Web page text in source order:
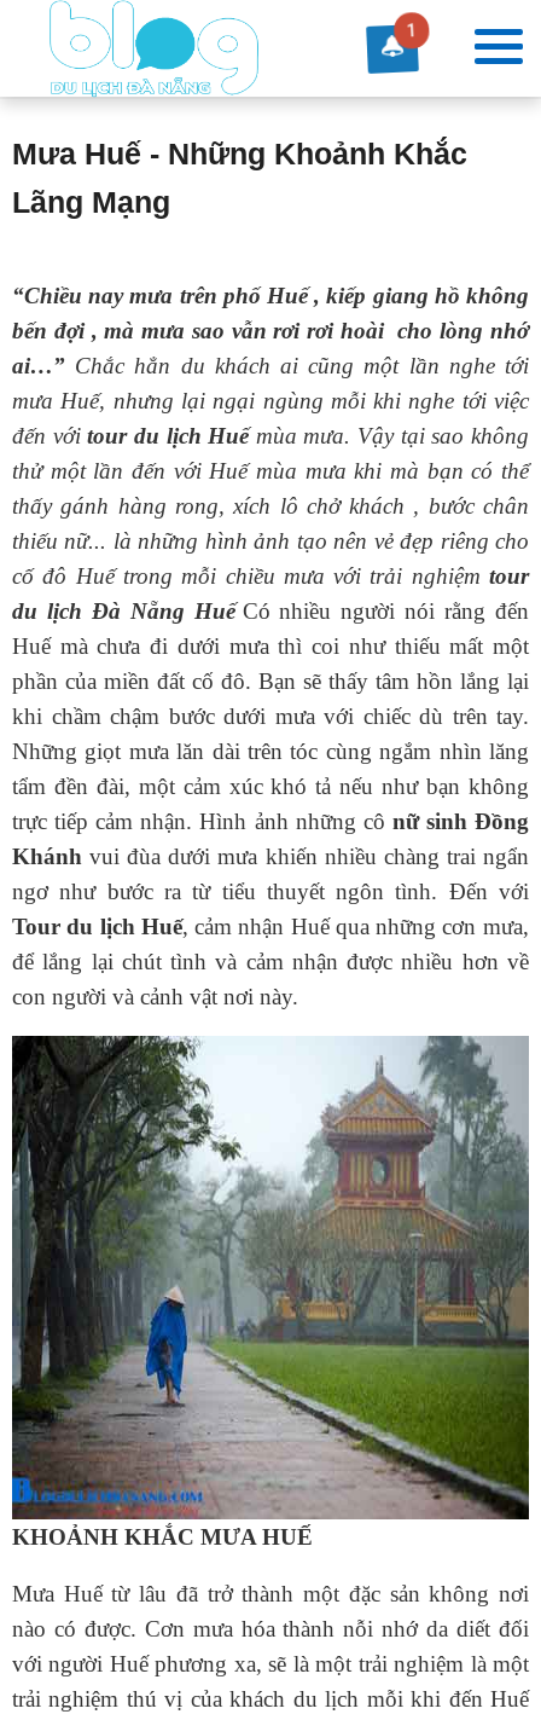
1
Mưa Huế - Những Khoảnh Khắc
Lãng Mạng
“Chiều nay mưa trên phố Huế , kiếp giang hồ không
bến đợi , mà mưa sao vẫn rơi rơi hoài cho lòng nhớ
ai…” Chắc hẳn du khách ai cũng một lần nghe tới
mưa Huế, nhưng lại ngại ngùng mỗi khi nghe tới việc
đến vớitour du lịch Huếmùa mưa. Vậy tại sao không
thử một lần đến với Huế mùa mưa khi mà bạn có thể
thấy gánh hàng rong, xích lô chở khách , bước chân
thiếu nữ... là những hình ảnh tạo nên vẻ đẹp riêng cho
cố đô Huế trong mỗi chiều mưa với trải nghiệm tour
du lịch Đà Nẵng Huế Có nhiều người nói rằng đến
Huế mà chưa đi dưới mưa thì coi như thiếu mất một
phần của miền đất cố đô. Bạn sẽ thấy tâm hồn lắng lại
khi chầm chậm bước dưới mưa với chiếc dù trên tay.
Những giọt mưa lăn dài trên tóc cùng ngắm nhìn lăng
tẩm đền đài, một cảm xúc khó tả nếu như bạn không
trực tiếp cảm nhận. Hình ảnh những cô nữ sinh Đồng
Khánh vui đùa dưới mưa khiến nhiều chàng trai ngẩn
ngơ như bước ra từ tiểu thuyết ngôn tình. Đến với
Tour du lịch Huế, cảm nhận Huế qua những cơn mưa,
để lắng lại chút tình và cảm nhận được nhiều hơn về
con người và cảnh vật nơi này.
KHOẢNH KHẮC MƯA HUẾ
Mưa Huế từ lâu đã trở thành một đặc sản không nơi
nào có được. Cơn mưa hóa thành nỗi nhớ da diết đối
với người Huế phương xa, sẽ là một trải nghiệm là một
trải nghiệm thú vị của khách du lịch mỗi khi đến Huế